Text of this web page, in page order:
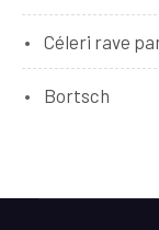
Céleri rave
Bortsch